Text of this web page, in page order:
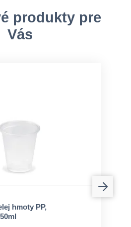
produkty pre
Vás
hmoty PP,